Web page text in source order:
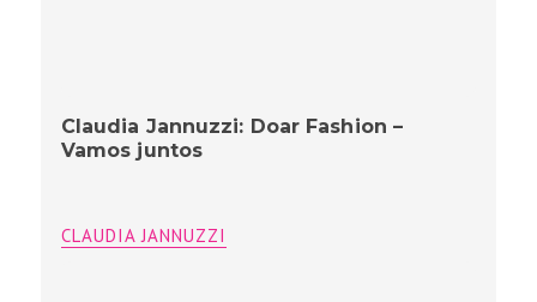
Claudia Jannuzzi: Doar Fashion –
Vamos juntos
CLAUDIA JANNUZZI